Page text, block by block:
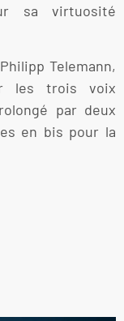
sa virtuosité
Telemann,
les trois voix
par deux
en bis pour la